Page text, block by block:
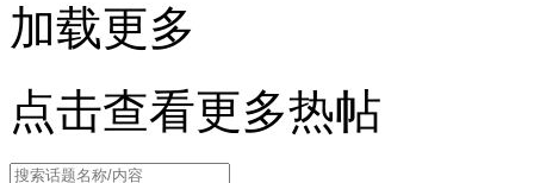
加载更多
点击查看更多热帖